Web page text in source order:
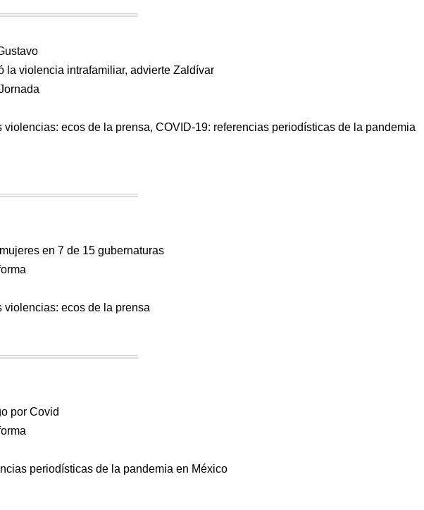
la violencia intrafamiliar, advierte Zaldívar
violencias: ecos de la prensa, COVID-19: referencias periodísticas de la pandemia
en 7 de 15 gubernaturas
violencias: ecos de la prensa
por Covid
periodísticas de la pandemia en México